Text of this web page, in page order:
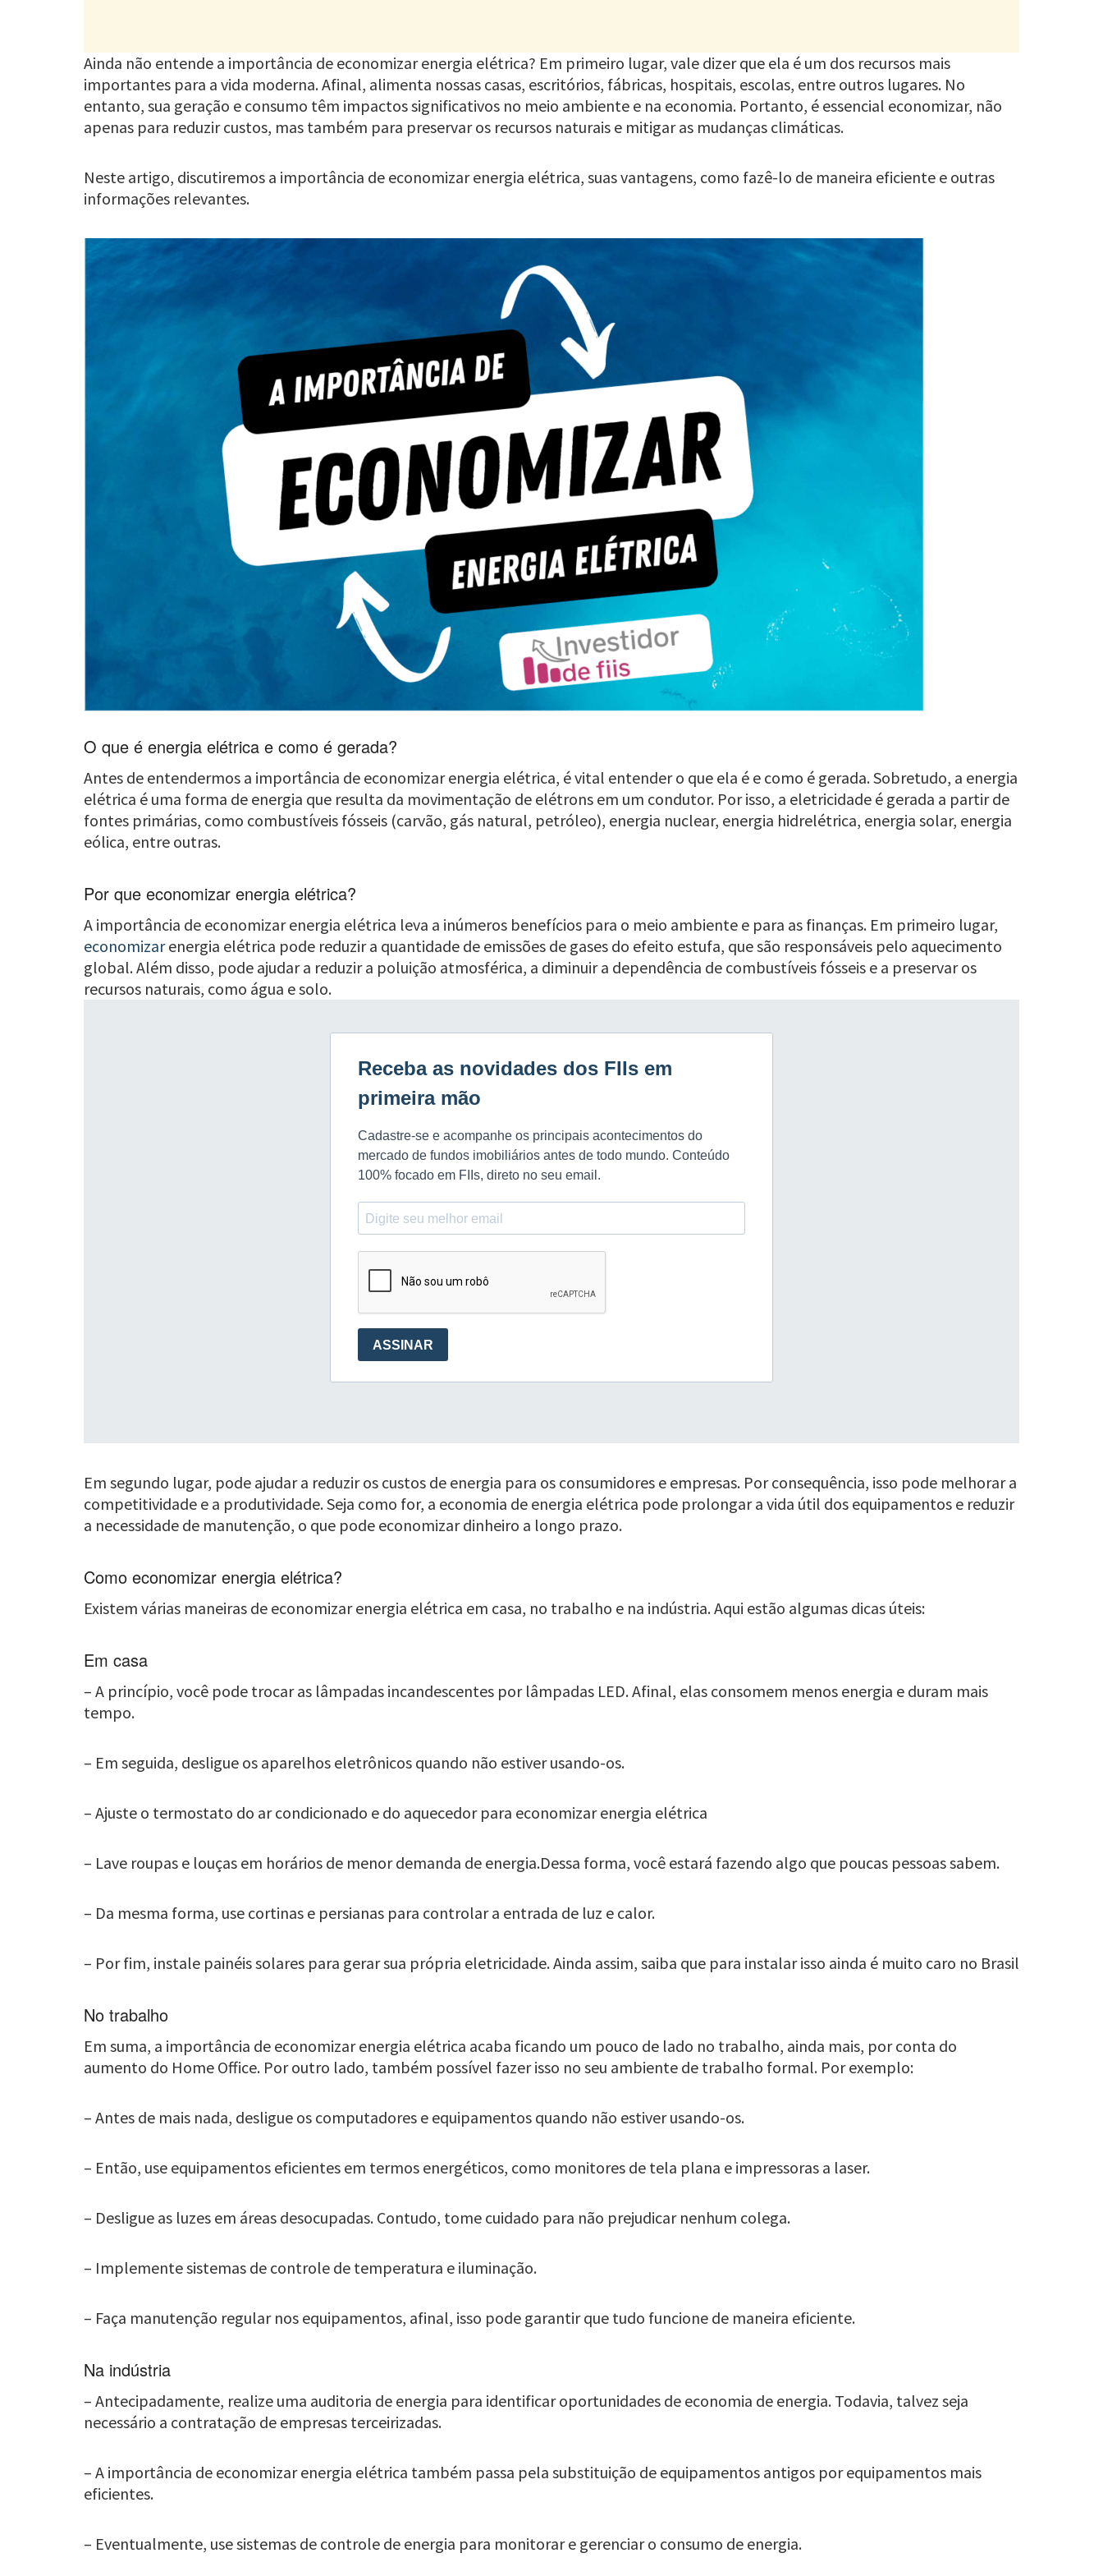
Ainda não entende a importância de economizar energia elétrica? Em primeiro lugar, vale dizer que ela é um dos recursos mais
importantes para a vida moderna. Afinal, alimenta nossas casas, escritórios, fábricas, hospitais, escolas, entre outros lugares. No
entanto, sua geração e consumo têm impactos significativos no meio ambiente e na economia. Portanto, é essencial economizar, não
apenas para reduzir custos, mas também para preservar os recursos naturais e mitigar as mudanças climáticas.
Neste artigo, discutiremos a importância de economizar energia elétrica, suas vantagens, como fazê-lo de maneira eficiente e outras
informações relevantes.
O que é energia elétrica e como é gerada?
Antes de entendermos a importância de economizar energia elétrica, é vital entender o que ela é e como é gerada. Sobretudo, a energia
elétrica é uma forma de energia que resulta da movimentação de elétrons em um condutor. Por isso, a eletricidade é gerada a partir de
fontes primárias, como combustíveis fósseis (carvão, gás natural, petróleo), energia nuclear, energia hidrelétrica, energia solar, energia
eólica, entre outras.
Por que economizar energia elétrica?
A importância de economizar energia elétrica leva a inúmeros benefícios para o meio ambiente e para as finanças. Em primeiro lugar,
economizarenergia elétrica pode reduzir a quantidade de emissões de gases do efeito estufa, que são responsáveis pelo aquecimento
global. Além disso, pode ajudar a reduzir a poluição atmosférica, a diminuir a dependência de combustíveis fósseis e a preservar os
recursos naturais, como água e solo.
Em segundo lugar, pode ajudar a reduzir os custos de energia para os consumidores e empresas. Por consequência, isso pode melhorar a
competitividade e a produtividade. Seja como for, a economia de energia elétrica pode prolongar a vida útil dos equipamentos e reduzir
a necessidade de manutenção, o que pode economizar dinheiro a longo prazo.
Como economizar energia elétrica?
Existem várias maneiras de economizar energia elétrica em casa, no trabalho e na indústria. Aqui estão algumas dicas úteis:
Em casa
– A princípio, você pode trocar as lâmpadas incandescentes por lâmpadas LED. Afinal, elas consomem menos energia e duram mais
tempo.
– Em seguida, desligue os aparelhos eletrônicos quando não estiver usando-os.
– Ajuste o termostato do ar condicionado e do aquecedor para economizar energia elétrica
– Lave roupas e louças em horários de menor demanda de energia.Dessa forma, você estará fazendo algo que poucas pessoas sabem.
– Da mesma forma, use cortinas e persianas para controlar a entrada de luz e calor.
– Por fim, instale painéis solares para gerar sua própria eletricidade. Ainda assim, saiba que para instalar isso ainda é muito caro no Brasil
No trabalho
Em suma, a importância de economizar energia elétrica acaba ficando um pouco de lado no trabalho, ainda mais, por conta do
aumento do Home Office. Por outro lado, também possível fazer isso no seu ambiente de trabalho formal. Por exemplo:
– Antes de mais nada, desligue os computadores e equipamentos quando não estiver usando-os.
– Então, use equipamentos eficientes em termos energéticos, como monitores de tela plana e impressoras a laser.
– Desligue as luzes em áreas desocupadas. Contudo, tome cuidado para não prejudicar nenhum colega.
– Implemente sistemas de controle de temperatura e iluminação.
– Faça manutenção regular nos equipamentos, afinal, isso pode garantir que tudo funcione de maneira eficiente.
Na indústria
– Antecipadamente, realize uma auditoria de energia para identificar oportunidades de economia de energia. Todavia, talvez seja
necessário a contratação de empresas terceirizadas.
– A importância de economizar energia elétrica também passa pela substituição de equipamentos antigos por equipamentos mais
eficientes.
– Eventualmente, use sistemas de controle de energia para monitorar e gerenciar o consumo de energia.